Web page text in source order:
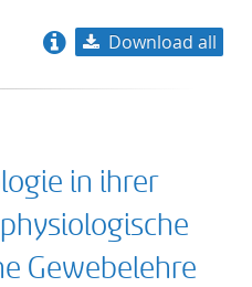
title descending
format ascending
Download all
in ihrer
Gewebelehre